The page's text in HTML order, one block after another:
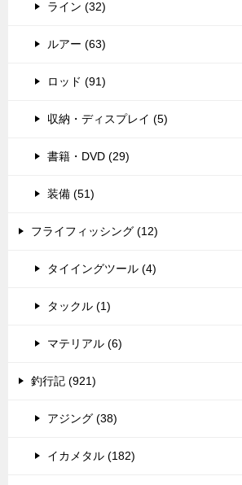
ライン (32)
ルアー (63)
ロッド (91)
収納・ディスプレイ (5)
書籍・DVD (29)
装備 (51)
フライフィッシング (12)
タイイングツール (4)
タックル (1)
マテリアル (6)
釣行記 (921)
アジング (38)
イカメタル (182)